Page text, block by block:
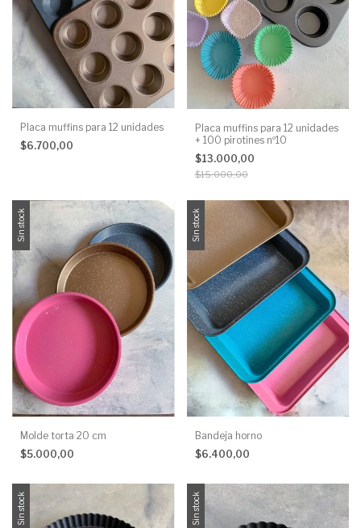
Placa muffins para 12 unidades
$6.700,00
Placa muffins para 12 unidades
+ 100 pirotines nº10
$13.000,00
$15.000,00
Sin stock
Molde torta 20 cm
$5.000,00
Sin stock
Bandeja horno
$6.400,00
Sin stock Sin stock